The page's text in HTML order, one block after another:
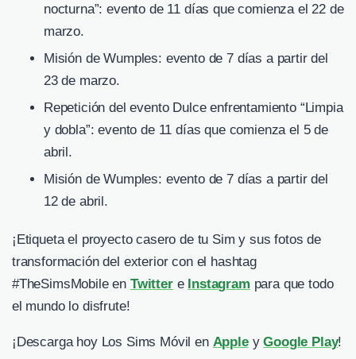
nocturna”: evento de 11 días que comienza el 22 de
marzo.
Misión de Wumples: evento de 7 días a partir del
23 de marzo.
Repetición del evento Dulce enfrentamiento “Limpia
y dobla”: evento de 11 días que comienza el 5 de
abril.
Misión de Wumples: evento de 7 días a partir del
12 de abril.
¡Etiqueta el proyecto casero de tu Sim y sus fotos de
transformación del exterior con el hashtag
#TheSimsMobile en Twittere Instagram para que todo
el mundo lo disfrute!
¡Descarga hoy Los Sims Móvil en AppleyGoogle Play!